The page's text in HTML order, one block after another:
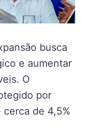
busca
e aumentar
O
por
de 4,5%